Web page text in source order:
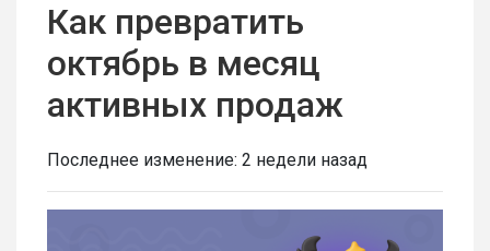
Как превратить
октябрь в месяц
активных продаж
Последнее изменение: 2 недели назад